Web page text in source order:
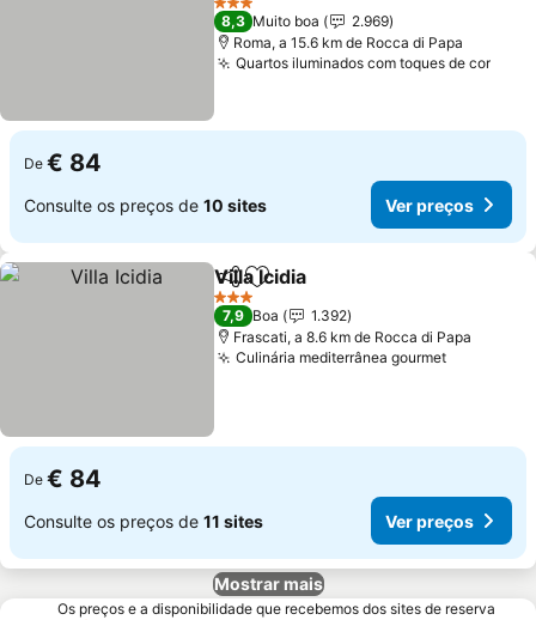
3 Estrelas
8,3 Muito boa
2.969
Roma, a 15.6 km de Rocca di Papa
Quartos iluminados com toques de cor
De € 84
Consulte os preços de 10 sites Ver preços
PartilharAdicionar aos favoritos
Villa Icidia
3 Estrelas
7,9 Boa
1.392
Frascati, a 8.6 km de Rocca di Papa
Culinária mediterrânea gourmet
De € 84
Consulte os preços de 11 sites Ver preços
Mostrar mais
Os preços e a disponibilidade que recebemos dos sites de reserva